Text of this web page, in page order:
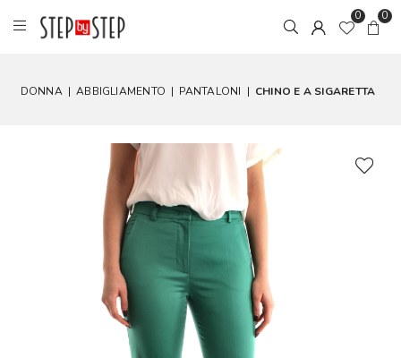
0 0
DONNA | ABBIGLIAMENTO | PANTALONI | CHINO E A SIGARETTA